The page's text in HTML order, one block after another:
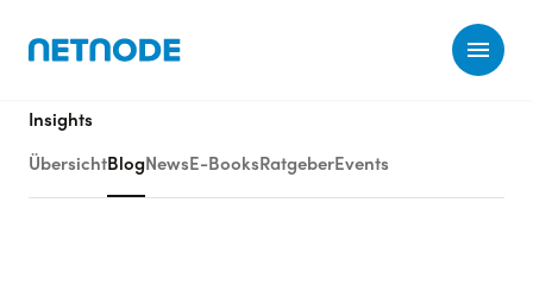
Insights
Übersicht Blog News E-Books Ratgeber Events